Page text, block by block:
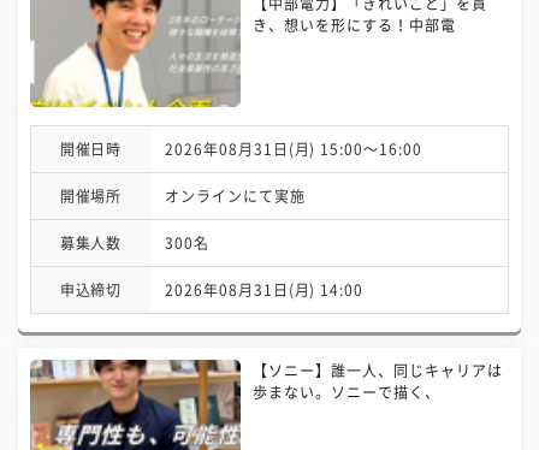
【中部電力】「きれいごと」を貫
き、想いを形にする！中部電
開催日時 2026年08月31日(月) 15:00〜16:00
開催場所 オンラインにて実施
募集人数 300名
申込締切 2026年08月31日(月) 14:00
【ソニー】誰一人、同じキャリアは
歩まない。ソニーで描く、